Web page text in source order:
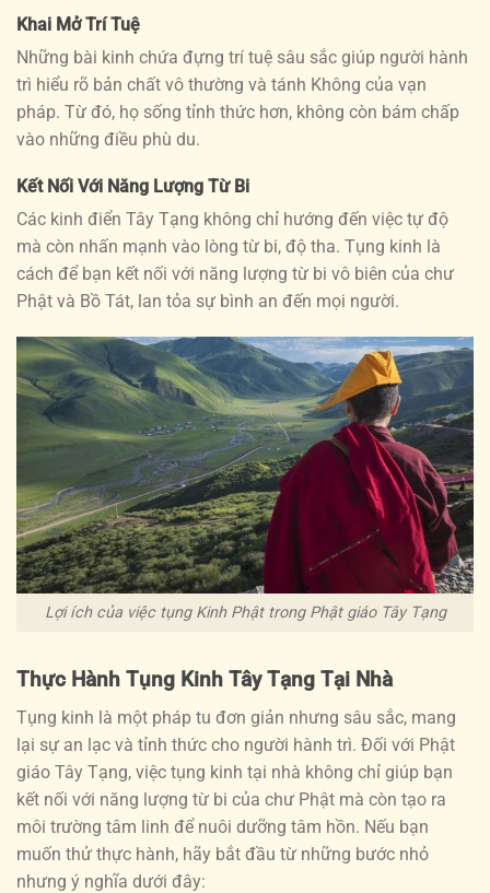
Khai Mở Trí Tuệ
Những bài kinh chứa đựng trí tuệ sâu sắc giúp người hành
trì hiểu rõ bản chất vô thường và tánh Không của vạn
pháp. Từ đó, họ sống tỉnh thức hơn, không còn bám chấp
vào những điều phù du.
Kết Nối Với Năng Lượng Từ Bi
Các kinh điển Tây Tạng không chỉ hướng đến việc tự độ
mà còn nhấn mạnh vào lòng từ bi, độ tha. Tụng kinh là
cách để bạn kết nối với năng lượng từ bi vô biên của chư
Phật và Bồ Tát, lan tỏa sự bình an đến mọi người.
Lợi ích của việc tụng Kinh Phật trong Phật giáo Tây Tạng
Thực Hành Tụng Kinh Tây Tạng Tại Nhà
Tụng kinh là một pháp tu đơn giản nhưng sâu sắc, mang
lại sự an lạc và tỉnh thức cho người hành trì. Đối với Phật
giáo Tây Tạng, việc tụng kinh tại nhà không chỉ giúp bạn
kết nối với năng lượng từ bi của chư Phật mà còn tạo ra
môi trường tâm linh để nuôi dưỡng tâm hồn. Nếu bạn
muốn thử thực hành, hãy bắt đầu từ những bước nhỏ
nhưng ý nghĩa dưới đây: